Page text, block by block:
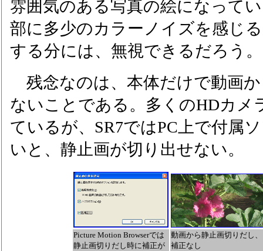
雰囲気のある写真の絵になって
部に多少のカラーノイズを感じ
する分には、無視できるだろう。
残念なのは、本体だけで動画
ないことである。多くのHDカメ
ているが、SR7ではPC上で付属
いと、静止画が切り出せない。
Picture Motion Browserでは
静止画切りだし時に補正が
動画から静止画切りだし、
補正なし